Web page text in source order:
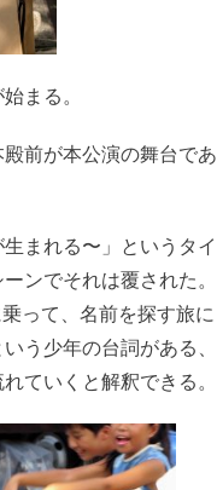
まる。
前が本公演の舞台であ
まれる〜」というタイ
ンでそれは覆された。
って、名前を探す旅に
う少年の台詞がある、
ていくと解釈できる。